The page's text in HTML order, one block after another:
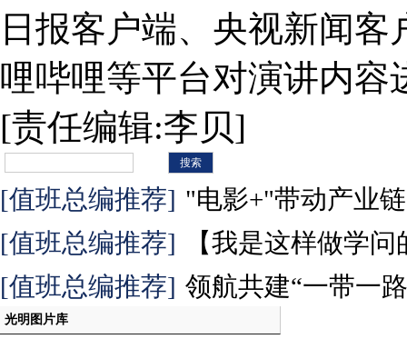
日报客户端、央视新闻
哩哔哩等平台对演讲内容
[责任编辑:李贝]
[值班总编推荐] "电影+"带动产业
[值班总编推荐]
【我是这样做学
[值班总编推荐] 领航共建“一带一
光明图片库